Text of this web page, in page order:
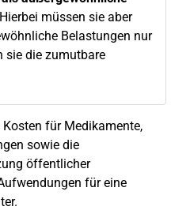
müssen sie aber
Belastungen nur
sie die zumutbare
für Medikamente,
sowie die
öffentlicher
für eine